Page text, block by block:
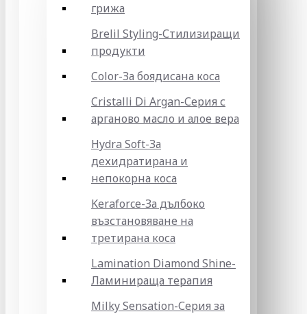
грижа
Brelil Styling-Стилизиращи
продукти
Color-За боядисана коса
Cristalli Di Argan-Серия с
арганово масло и алое вера
Hydra Soft-За
дехидратирана и
непокорна коса
Keraforce-За дълбоко
възстановяване на
третирана коса
Lamination Diamond Shine-
Ламинираща терапия
Milky Sensation-Серия за